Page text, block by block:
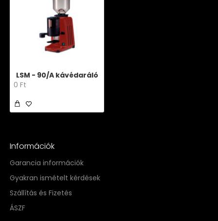
LSM - 90/A kávédaráló
0 Ft
Információk
Garancia információk
Gyakran ismételt kérdések
Szállítás és Fizetés
ÁSZF